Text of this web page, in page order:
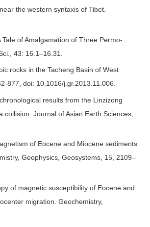
the western syntaxis of Tibet.
of Amalgamation of Three Permo-
43: 16.1–16.31.
rocks in the Tacheng Basin of West
877, doi: 10.1016/j.gr.2013.11.006.
results from the Linzizong
Journal of Asian Earth Sciences,
of Eocene and Miocene sediments
Geophysics, Geosystems, 15, 2109–
of magnetic susceptibility of Eocene and
migration. Geochemistry,